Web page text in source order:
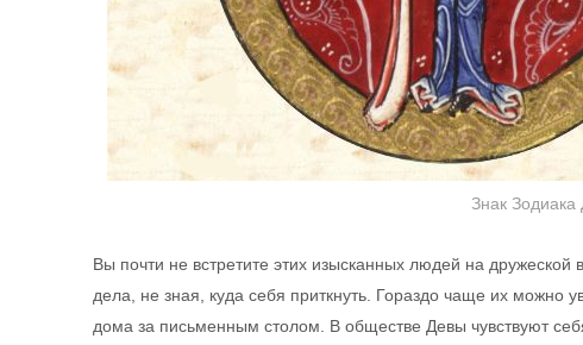
Знак Зодиака
Вы почти не встретите этих изысканных людей на
дела, не зная, куда себя приткнуть. Гораздо чаще их можно
дома за письменным столом. В обществе Девы чувствуют